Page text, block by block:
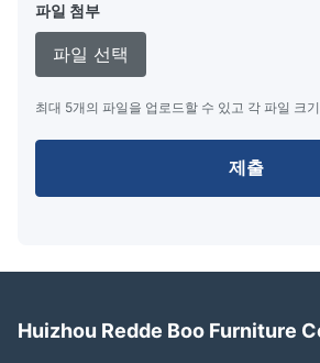
파일 첨부
파일 선택
최대 5개의 파일을 업로드할 수 있고 각 파일 크
제출
Huizhou Redde Boo Furniture